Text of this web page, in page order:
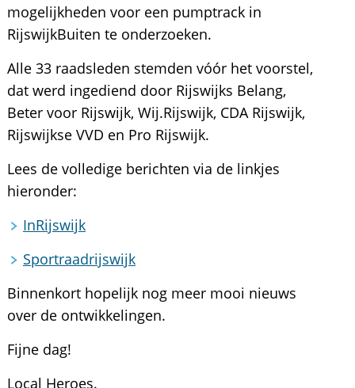
mogelijkheden voor een pumptrack in
RijswijkBuiten te onderzoeken.
Alle 33 raadsleden stemden vóór het voorstel,
dat werd ingediend door Rijswijks Belang,
Beter voor Rijswijk, Wij.Rijswijk, CDA Rijswijk,
Rijswijkse VVD en Pro Rijswijk.
Lees de volledige berichten via de linkjes
hieronder:
InRijswijk
Sportraadrijswijk
Binnenkort hopelijk nog meer mooi nieuws
over de ontwikkelingen.
Fijne dag!
Local Heroes.